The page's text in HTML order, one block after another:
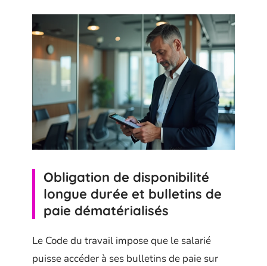
Obligation de disponibilité
longue durée et bulletins de
paie dématérialisés
Le Code du travail impose que le salarié
puisse accéder à ses bulletins de paie sur